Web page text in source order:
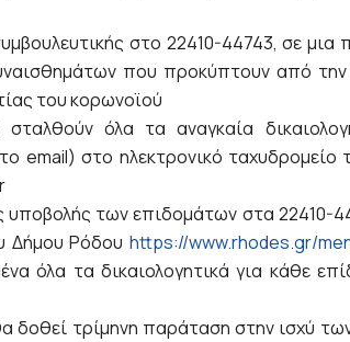
στο 22410-44743, σε
που προκύπτουν από την
του κορωνοϊού
όλα τα αναγκαία
email) στο ηλεκτρονικό ταχυδρομείο
υποβολής των επιδομάτων στα 22410-
Δήμου Ρόδου https://www.rhodes.gr/
όλα τα δικαιολογητικά για κάθε
τρίμηνη παράταση στην ισχύ